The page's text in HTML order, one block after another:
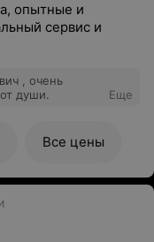
опытные и
сервис и
души.
Еще
Все цены